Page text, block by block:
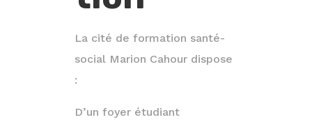
La cité de formation santé-
social Marion Cahour dispose
:
D’un foyer étudiant